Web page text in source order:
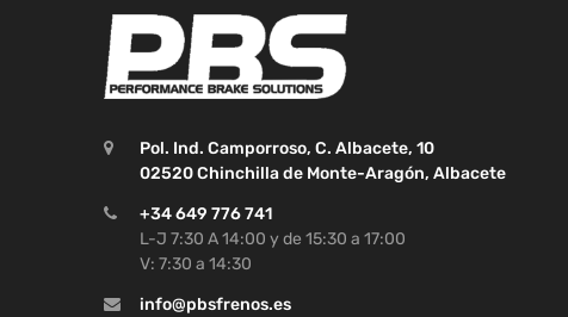
Pol. Ind. Camporroso, C. Albacete, 10
02520 Chinchilla de Monte-Aragón, Albacete
+34 649 776 741
L-J 7:30 A 14:00 y de 15:30 a 17:00
V: 7:30 a 14:30
info@pbsfrenos.es